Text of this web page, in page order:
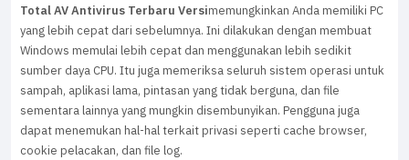
Total AV Antivirus Terbaru Versimemungkinkan Anda memiliki PC
yang lebih cepat dari sebelumnya. Ini dilakukan dengan membuat
Windows memulai lebih cepat dan menggunakan lebih sedikit
sumber daya CPU. Itu juga memeriksa seluruh sistem operasi untuk
sampah, aplikasi lama, pintasan yang tidak berguna, dan file
sementara lainnya yang mungkin disembunyikan. Pengguna juga
dapat menemukan hal-hal terkait privasi seperti cache browser,
cookie pelacakan, dan file log.